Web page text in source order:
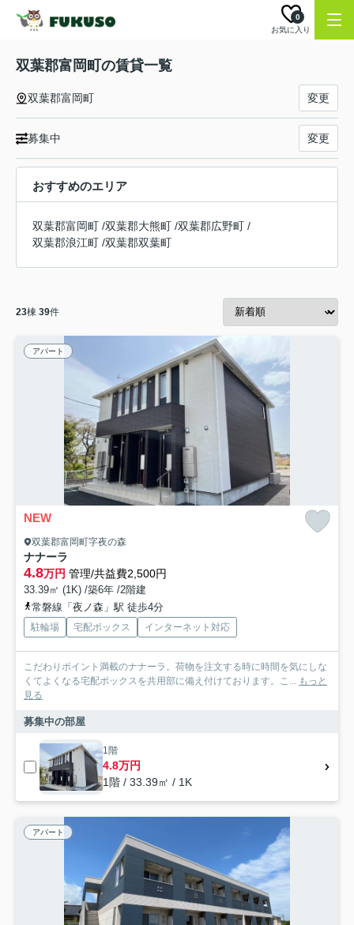
お気に入り
0
双葉郡富岡町の賃貸一覧
双葉郡富岡町 変更
募集中 変更
おすすめのエリア
双葉郡富岡町 /双葉郡大熊町 /双葉郡広野町 /
双葉郡浪江町 /双葉郡双葉町
23棟 39件
アパート
NEW
双葉郡富岡町字夜の森
ナナーラ
4.8万円 管理/共益費2,500円
33.39㎡ (1K) /築6年 /2階建
常磐線「夜ノ森」駅 徒歩4分
駐輪場 宅配ボックス インターネット対応
こだわりポイント満載のナナーラ。荷物を注文する時に時間を気にしな
くてよくなる宅配ボックスを共用部に備え付けております。こ... もっと
見る
募集中の部屋
1階
4.8万円
1階 / 33.39㎡ / 1K
アパート